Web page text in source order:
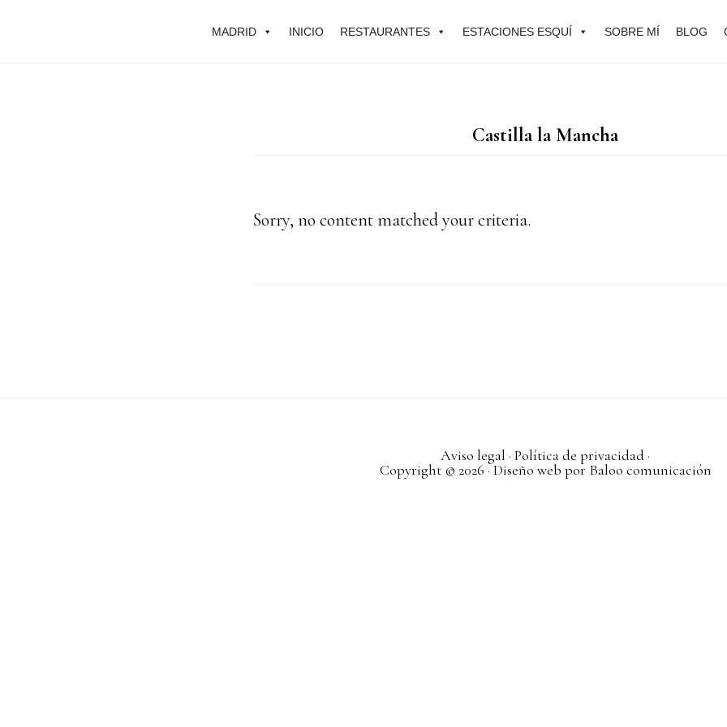
MADRID INICIO RESTAURANTES ESTACIONES ESQUÍ SOBRE MÍ BLOG
Castilla la Mancha
Sorry, no content matched your criteria.
Aviso legal · Política de privacidad ·
Copyright © 2026 · Diseño web por Baloo comunicación